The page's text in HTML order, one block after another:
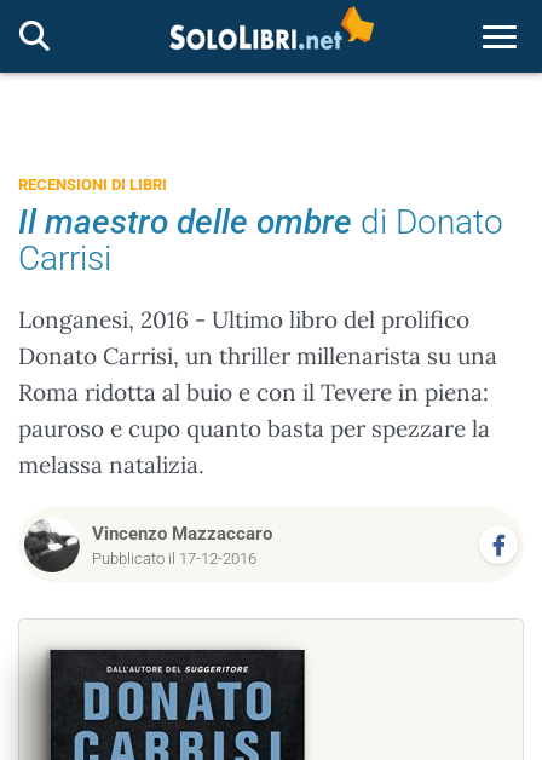
RECENSIONI DI LIBRI
Il maestro delle ombre di Donato
Carrisi
Longanesi, 2016 - Ultimo libro del prolifico
Donato Carrisi, un thriller millenarista su una
Roma ridotta al buio e con il Tevere in piena:
pauroso e cupo quanto basta per spezzare la
melassa natalizia.
Vincenzo Mazzaccaro
Pubblicato il 17-12-2016